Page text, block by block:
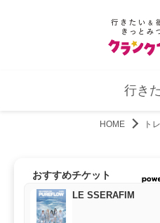
行き
HOME ト
おすすめチケット
LE SSERAFIM